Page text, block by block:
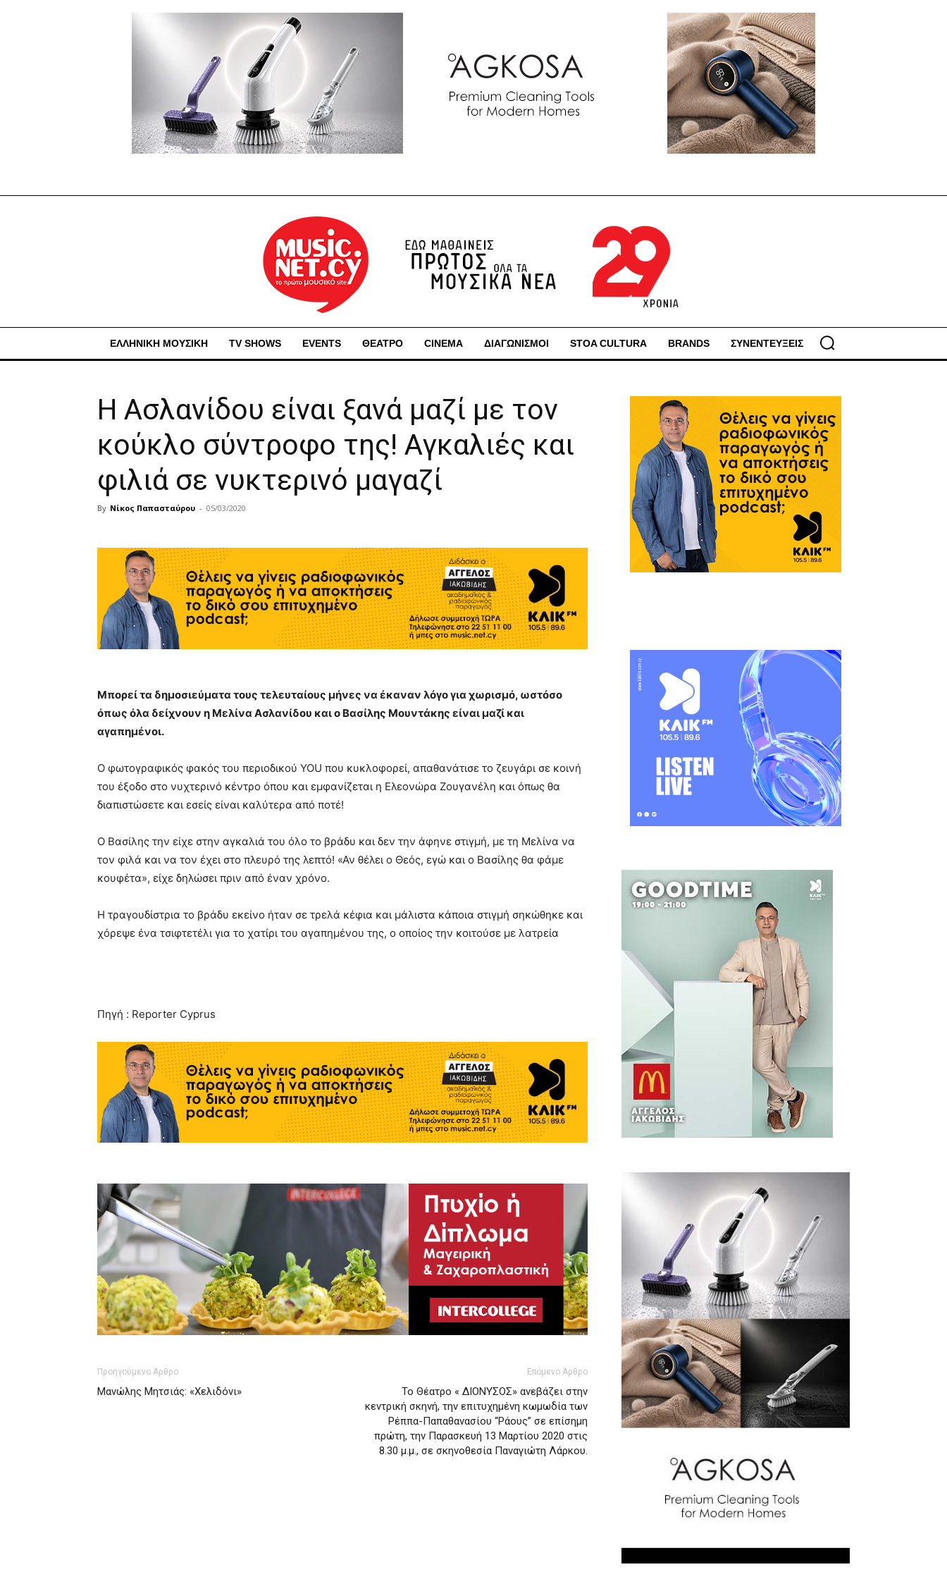
ΕΛΛΗΝΙΚΗ ΜΟΥΣΙΚΗ TV SHOWS EVENTS ΘΕΑΤΡΟ CINEMA ΔΙΑΓΩΝΙΣΜΟΙ STOA CULTURA BRANDS ΣΥΝΕΝΤΕΥΞΕΙΣ
Η Ασλανίδου είναι ξανά μαζί με τον
κούκλο σύντροφο της! Αγκαλιές και
φιλιά σε νυκτερινό μαγαζί
By Νίκος Παπασταύρου - 05/03/2020
Μπορεί τα δημοσιεύματα τους τελευταίους μήνες να έκαναν λόγο για χωρισμό, ωστόσο
όπως όλα δείχνουν η Μελίνα Ασλανίδου και ο Βασίλης Μουντάκης είναι μαζί και
αγαπημένοι.
O φωτογραφικός φακός του περιοδικού YOU που κυκλοφορεί, απαθανάτισε το ζευγάρι σε κοινή
του έξοδο στο νυχτερινό κέντρο όπου και εμφανίζεται η Ελεονώρα Ζουγανέλη και όπως θα
διαπιστώσετε και εσείς είναι καλύτερα από ποτέ!
Ο Βασίλης την είχε στην αγκαλιά του όλο το βράδυ και δεν την άφηνε στιγμή, με τη Μελίνα να
τον φιλά και να τον έχει στο πλευρό της λεπτό! «Αν θέλει ο Θεός, εγώ και ο Βασίλης θα φάμε
κουφέτα», είχε δηλώσει πριν από έναν χρόνο.
Η τραγουδίστρια το βράδυ εκείνο ήταν σε τρελά κέφια και μάλιστα κάποια στιγμή σηκώθηκε και
χόρεψε ένα τσιφτετέλι για το χατίρι του αγαπημένου της, ο οποίος την κοιτούσε με λατρεία
Πηγή : Reporter Cyprus
Προηγούμενο Άρθρο
Μανώλης Μητσιάς: «Χελιδόνι»
Επόμενο Άρθρο
Το Θέατρο « ΔΙΟΝΥΣΟΣ» ανεβάζει στην
κεντρική σκηνή, την επιτυχημένη κωμωδία των
Ρέππα-Παπαθανασίου “Ράους” σε επίσημη
πρώτη, την Παρασκευή 13 Μαρτίου 2020 στις
8.30 μ.μ., σε σκηνοθεσία Παναγιώτη Λάρκου.